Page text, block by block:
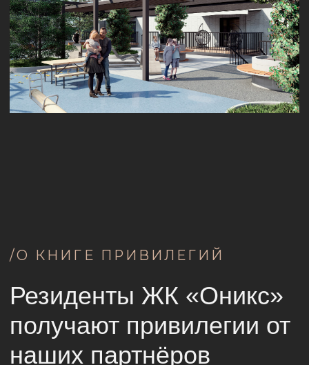
партнеров на товары и услуги,
необходимые для ремонта, дизайна,
обустройства вашей новой квартиры и
многого другого.
/01
Мы работаем только
Качество товаров и услуг